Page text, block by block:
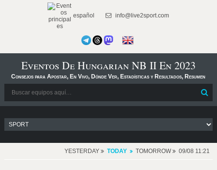
español info@live2sport.com
Eventos De Hungarian NB II En 2023
Consejos para Apostar, En Vivo, Dónde Ver, Estadísticas y Resultados, Resumen
YESTERDAY TODAY TOMORROW 09/08 11:21